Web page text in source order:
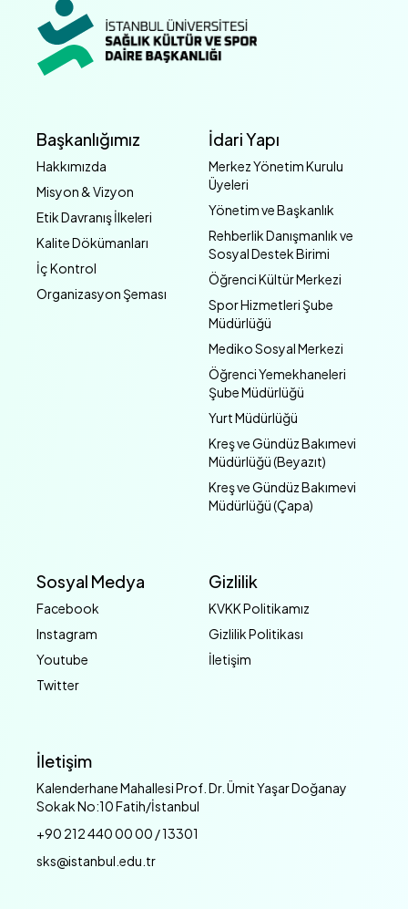
Başkanlığımız
Hakkımızda
Misyon & Vizyon
Etik Davranış İlkeleri
Kalite Dökümanları
İç Kontrol
Organizasyon Şeması
İdari Yapı
Merkez Yönetim Kurulu
Üyeleri
Yönetim ve Başkanlık
Rehberlik Danışmanlık ve
Sosyal Destek Birimi
Öğrenci Kültür Merkezi
Spor Hizmetleri Şube
Müdürlüğü
Mediko Sosyal Merkezi
Öğrenci Yemekhaneleri
Şube Müdürlüğü
Yurt Müdürlüğü
Kreş ve Gündüz Bakımevi
Müdürlüğü (Beyazıt)
Kreş ve Gündüz Bakımevi
Müdürlüğü (Çapa)
Sosyal Medya
Facebook
Instagram
Youtube
Twitter
Gizlilik
KVKK Politikamız
Gizlilik Politikası
İletişim
İletişim
Kalenderhane Mahallesi Prof. Dr. Ümit Yaşar Doğanay
Sokak No:10 Fatih/İstanbul
+90 212 440 00 00 / 13301
sks@istanbul.edu.tr